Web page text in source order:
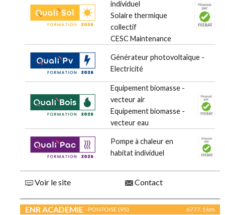
individuel
Solaire thermique
collectif
CESC Maintenance
Générateur photovoltaïque -
Electricité
Equipement biomasse -
vecteur air
Equipement biomasse -
vecteur eau
Pompe à chaleur en
habitat individuel
Voir le site Contact
ENR ACADEMIE - PONTOISE (95) 6777.1 km